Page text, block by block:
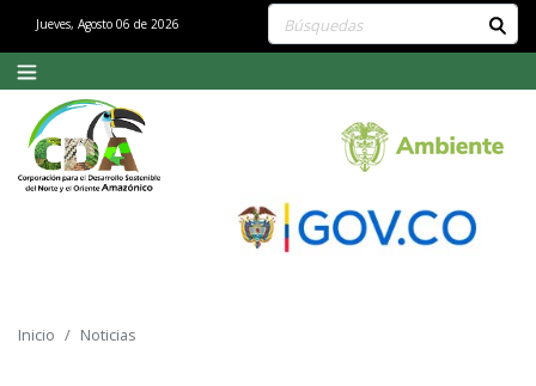
Jueves, Agosto 06 de 2026 Buscar contenido en el sitio
Inicio Noticias